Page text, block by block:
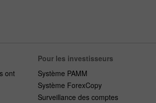
ont
Pour les investisseurs
Système PAMM
Système ForexCopy
Surveillance des comptes